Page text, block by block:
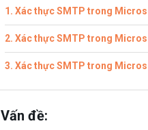
Xác thực SMTP trong
Xác thực SMTP trong
Xác thực SMTP trong
Vấn đề: